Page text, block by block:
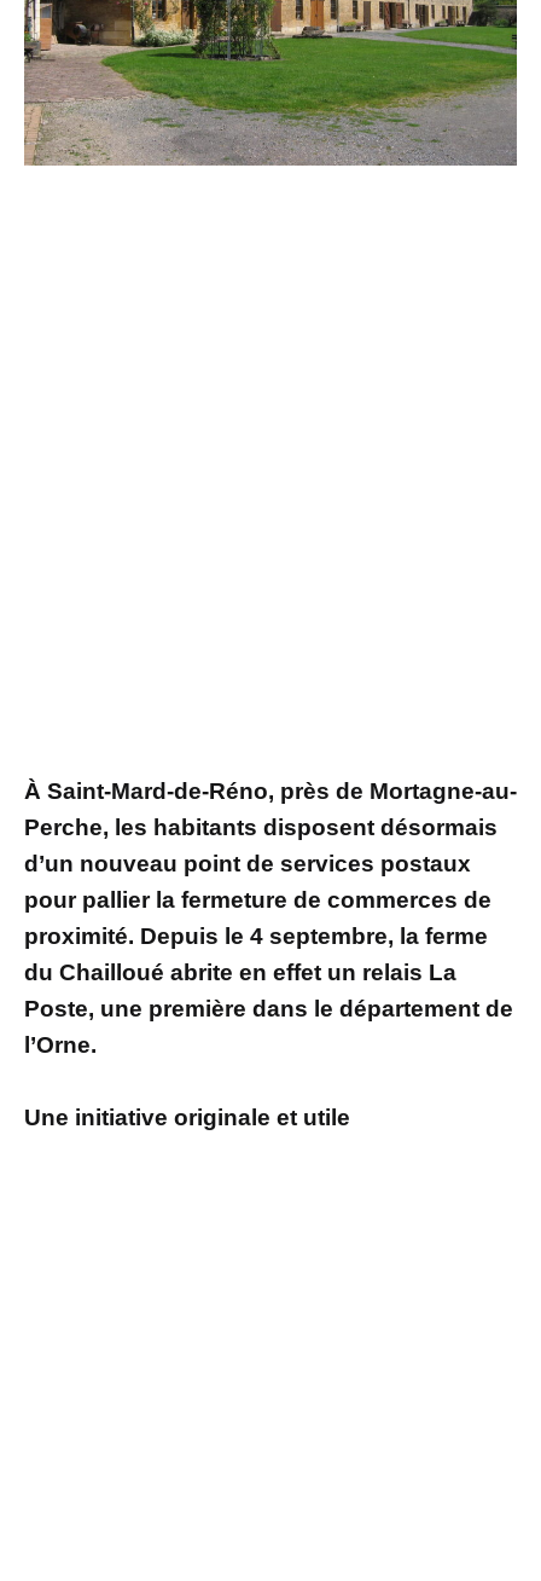
À Saint-Mard-de-Réno, près de Mortagne-au-
Perche, les habitants disposent désormais
d’un nouveau point de services postaux
pour pallier la fermeture de commerces de
proximité. Depuis le 4 septembre, la ferme
du Chailloué abrite en effet un relais La
Poste, une première dans le département de
l’Orne.
Une initiative originale et utile